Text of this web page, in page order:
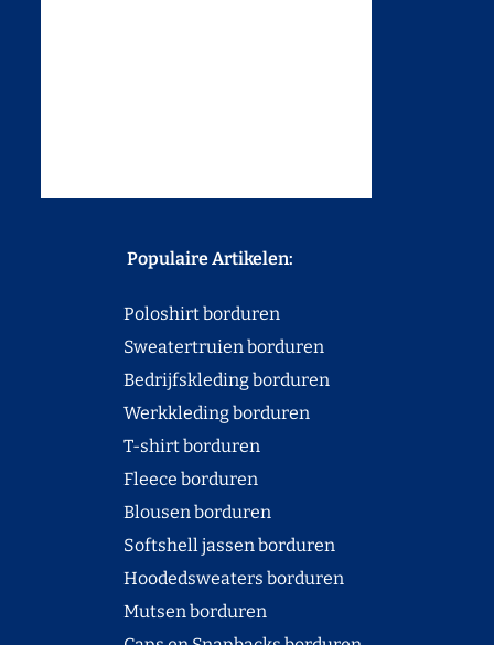
Populaire Artikelen:
Poloshirt borduren
Sweatertruien borduren
Bedrijfskleding borduren
Werkkleding borduren
T-shirt borduren
Fleece borduren
Blousen borduren
Softshell jassen borduren
Hoodedsweaters borduren
Mutsen borduren